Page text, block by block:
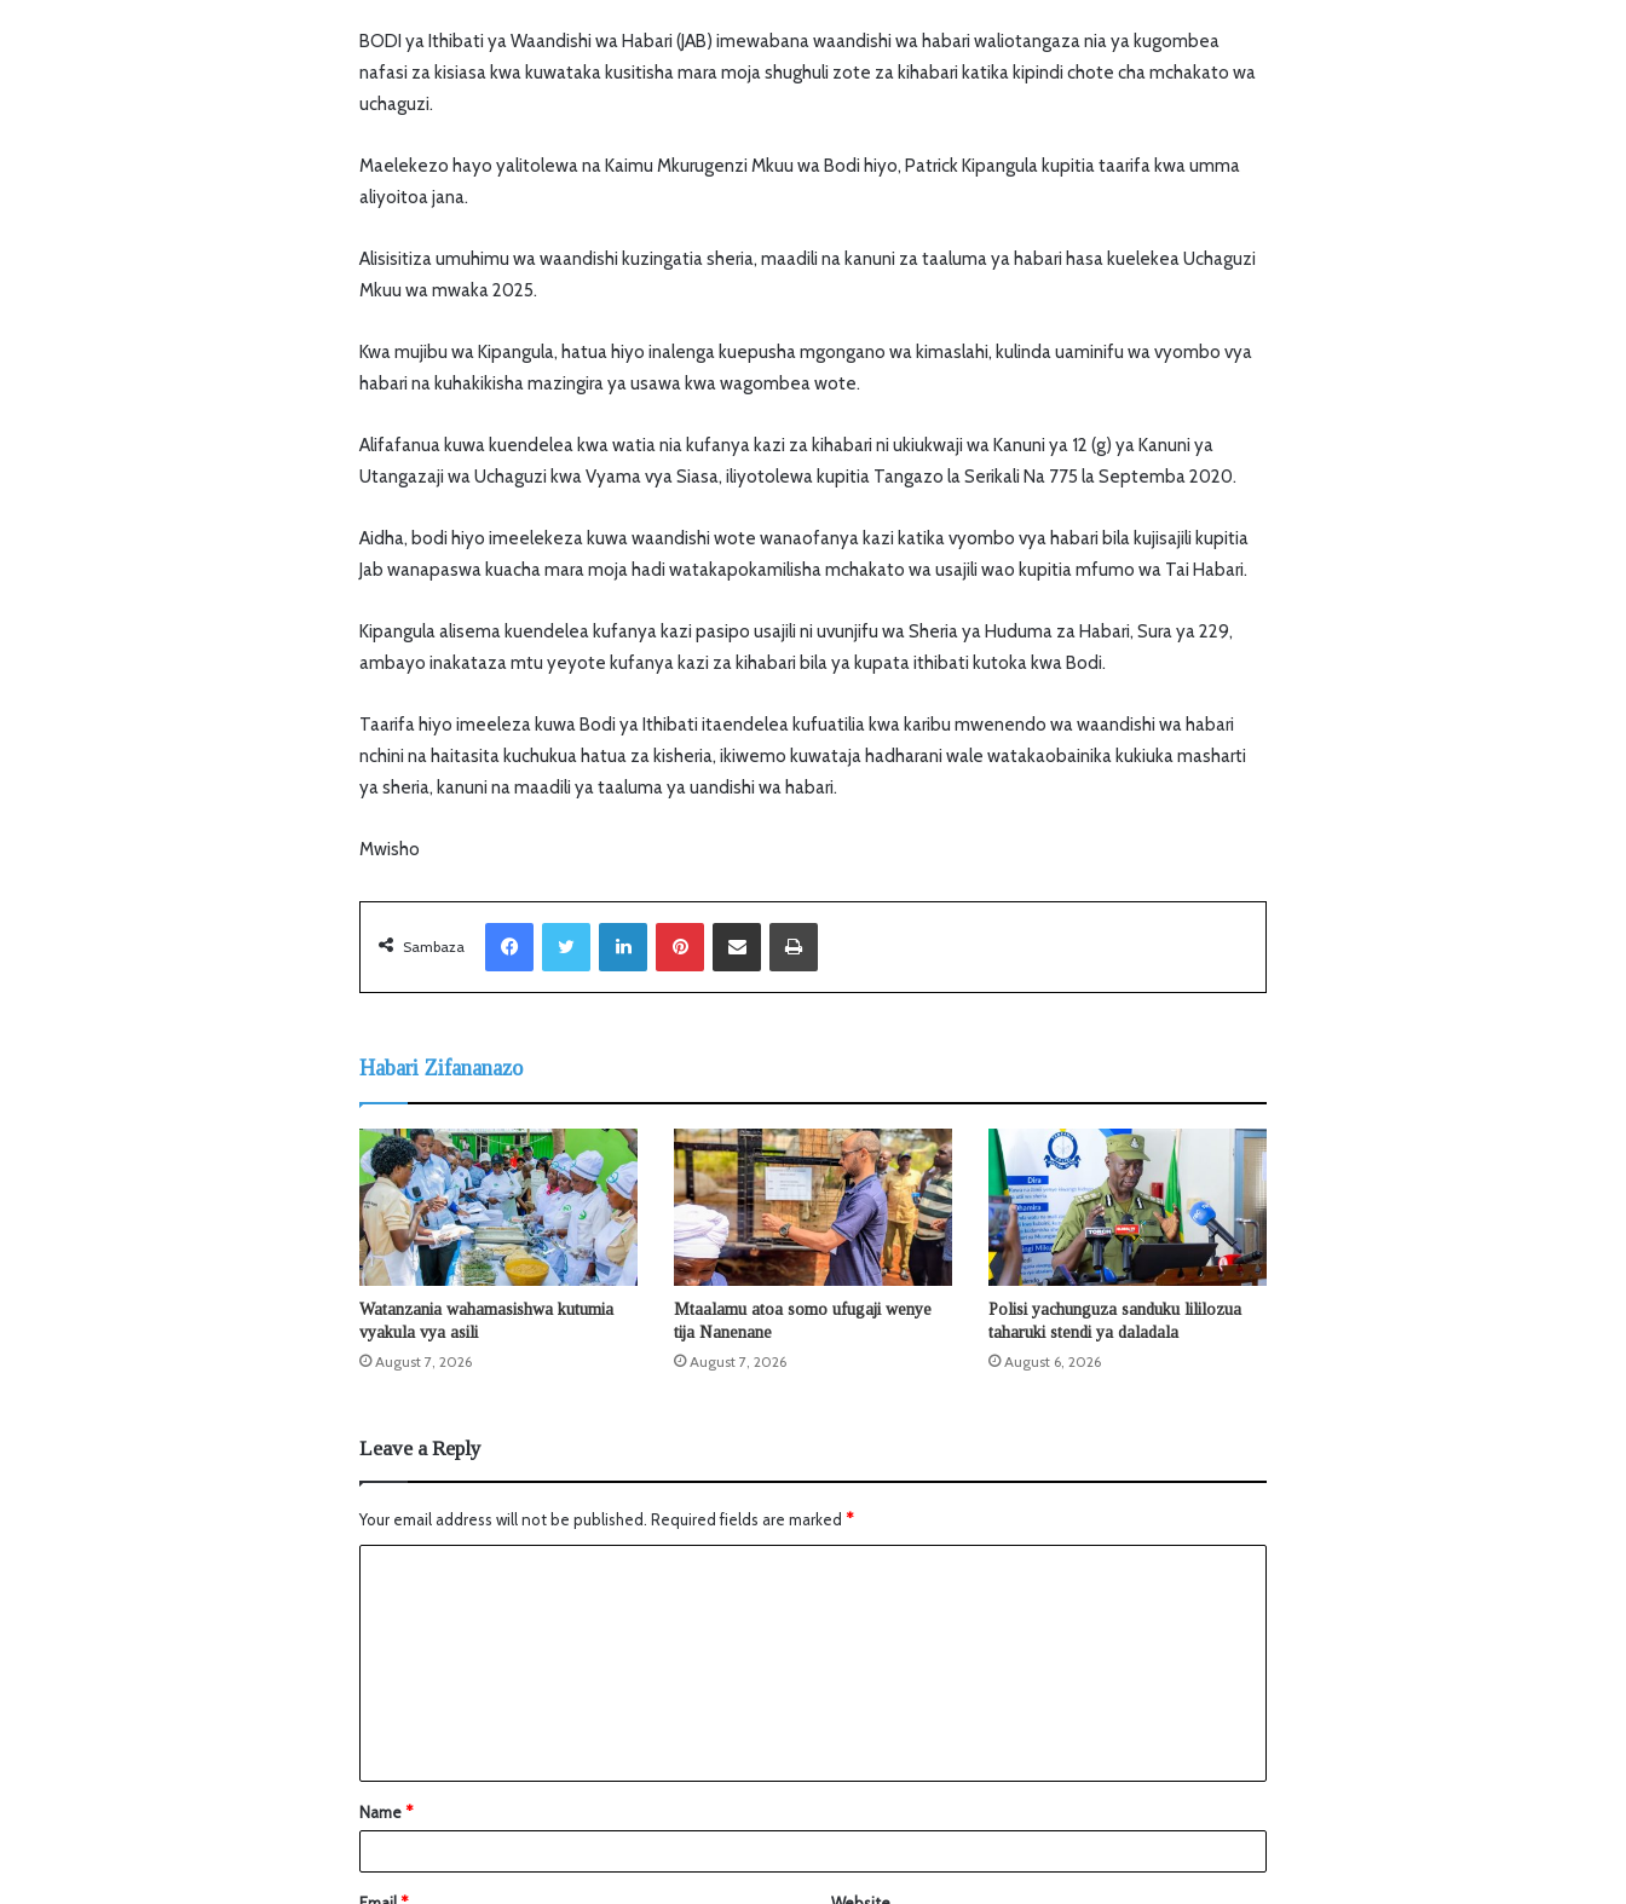
BODI ya Ithibati ya Waandishi wa Habari (JAB) imewabana waandishi wa habari waliotangaza nia ya kugombea
nafasi za kisiasa kwa kuwataka kusitisha mara moja shughuli zote za kihabari katika kipindi chote cha mchakato wa
uchaguzi.
Maelekezo hayo yalitolewa na Kaimu Mkurugenzi Mkuu wa Bodi hiyo, Patrick Kipangula kupitia taarifa kwa umma
aliyoitoa jana.
Alisisitiza umuhimu wa waandishi kuzingatia sheria, maadili na kanuni za taaluma ya habari hasa kuelekea Uchaguzi
Mkuu wa mwaka 2025.
Kwa mujibu wa Kipangula, hatua hiyo inalenga kuepusha mgongano wa kimaslahi, kulinda uaminifu wa vyombo vya
habari na kuhakikisha mazingira ya usawa kwa wagombea wote.
Alifafanua kuwa kuendelea kwa watia nia kufanya kazi za kihabari ni ukiukwaji wa Kanuni ya 12 (g) ya Kanuni ya
Utangazaji wa Uchaguzi kwa Vyama vya Siasa, iliyotolewa kupitia Tangazo la Serikali Na 775 la Septemba 2020.
Aidha, bodi hiyo imeelekeza kuwa waandishi wote wanaofanya kazi katika vyombo vya habari bila kujisajili kupitia
Jab wanapaswa kuacha mara moja hadi watakapokamilisha mchakato wa usajili wao kupitia mfumo wa Tai Habari.
Kipangula alisema kuendelea kufanya kazi pasipo usajili ni uvunjifu wa Sheria ya Huduma za Habari, Sura ya 229,
ambayo inakataza mtu yeyote kufanya kazi za kihabari bila ya kupata ithibati kutoka kwa Bodi.
Taarifa hiyo imeeleza kuwa Bodi ya Ithibati itaendelea kufuatilia kwa karibu mwenendo wa waandishi wa habari
nchini na haitasita kuchukua hatua za kisheria, ikiwemo kuwataja hadharani wale watakaobainika kukiuka masharti
ya sheria, kanuni na maadili ya taaluma ya uandishi wa habari.
Mwisho
Sambaza
LinkedIn Sambaza kupitia barua pepe
Habari Zifananazo
Watanzania wahamasishwa kutumia
vyakula vya asili
August 7, 2026
Mtaalamu atoa somo ufugaji wenye
tija Nanenane
August 7, 2026
Polisi yachunguza sanduku lililozua
taharuki stendi ya daladala
August 6, 2026
Leave a Reply
Your email address will not be published. Required fields are marked *
Name*